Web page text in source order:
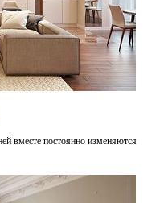
вместе постоянно изменяются